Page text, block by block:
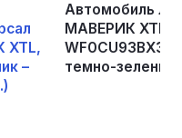
–
Автомобиль
МАВЕРИК XTL,
темно-зеленый.